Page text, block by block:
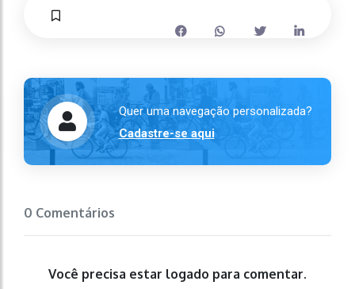
Quer uma navegação personalizada?
Cadastre-se aqui
0 Comentários
Você precisa estar logado para comentar.